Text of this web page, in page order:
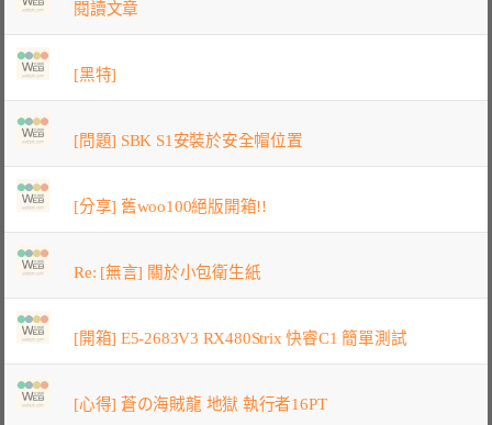
閱讀文章
[黑特]
[問題] SBK S1安裝於安全帽位置
[分享] 舊woo100絕版開箱!!
Re: [無言] 關於小包衛生紙
[開箱] E5-2683V3 RX480Strix 快睿C1 簡單測試
[心得] 蒼の海賊龍 地獄 執行者16PT